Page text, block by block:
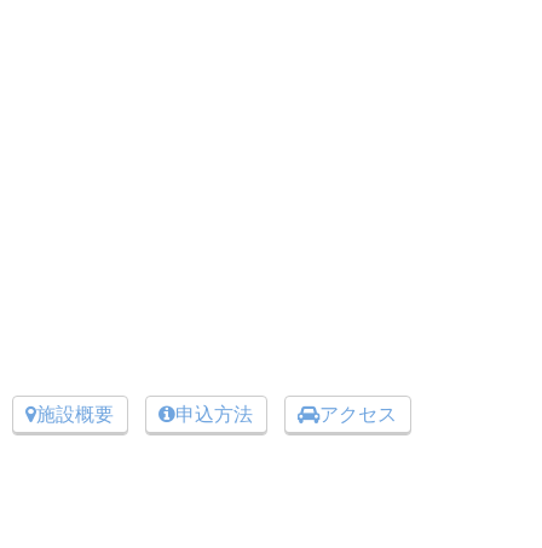
施設概要 申込方法 アクセス